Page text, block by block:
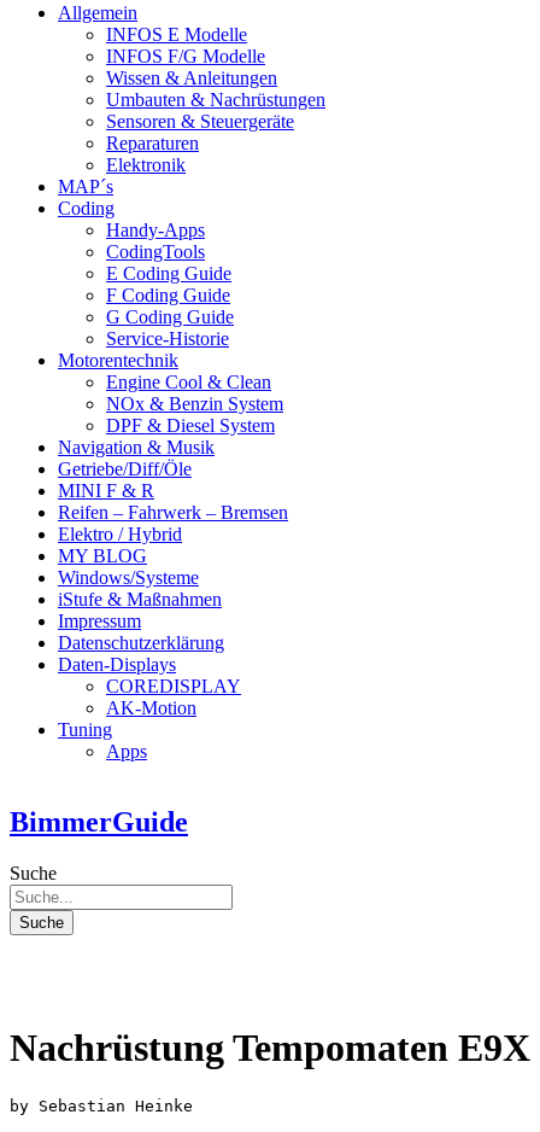
Allgemein
INFOS E Modelle
INFOS F/G Modelle
Wissen & Anleitungen
Umbauten & Nachrüstungen
Sensoren & Steuergeräte
Reparaturen
Elektronik
MAP´s
Coding
Handy-Apps
CodingTools
E Coding Guide
F Coding Guide
G Coding Guide
Service-Historie
Motorentechnik
Engine Cool & Clean
NOx & Benzin System
DPF & Diesel System
Navigation & Musik
Getriebe/Diff/Öle
MINI F & R
Reifen – Fahrwerk – Bremsen
Elektro / Hybrid
MY BLOG
Windows/Systeme
iStufe & Maßnahmen
Impressum
Datenschutzerklärung
Daten-Displays
COREDISPLAY
AK-Motion
Tuning
Apps
BimmerGuide
Suche
Suche
Nachrüstung Tempomaten E9X
by Sebastian Heinke